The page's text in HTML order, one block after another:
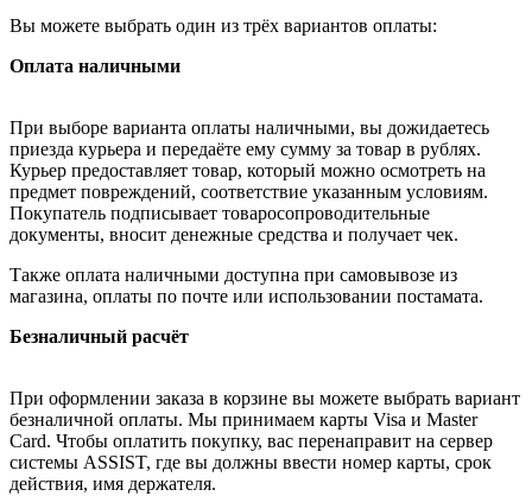
Вы можете выбрать один из трёх вариантов оплаты:
Оплата наличными
При выборе варианта оплаты наличными, вы дожидаетесь
приезда курьера и передаёте ему сумму за товар в рублях.
Курьер предоставляет товар, который можно осмотреть на
предмет повреждений, соответствие указанным условиям.
Покупатель подписывает товаросопроводительные
документы, вносит денежные средства и получает чек.
Также оплата наличными доступна при самовывозе из
магазина, оплаты по почте или использовании постамата.
Безналичный расчёт
При оформлении заказа в корзине вы можете выбрать вариант
безналичной оплаты. Мы принимаем карты Visa и Master
Card. Чтобы оплатить покупку, вас перенаправит на сервер
системы ASSIST, где вы должны ввести номер карты, срок
действия, имя держателя.